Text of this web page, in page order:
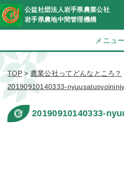
公益社団法人岩手県農業公社
岩手県農地中間管理機構
メニュー
TOP>農業公社ってどんなところ？
20190910140333-
20190910140333-